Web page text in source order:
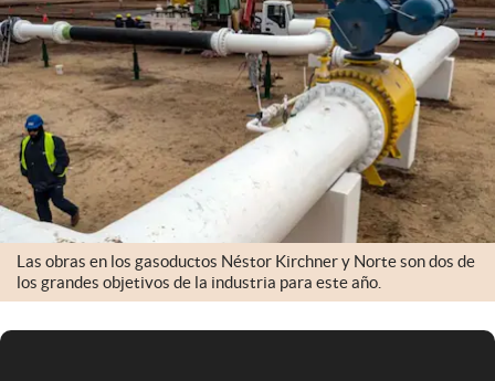
Clima
Mundial 2026
Eventos Corporativos
El Cronista Studio
Mediakit
abre en nueva pestaña
Argentina
Las obras en los gasoductos Néstor Kirchner y Norte son dos de
los grandes objetivos de la industria para este año.